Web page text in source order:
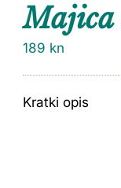
Majica
189 kn
Kratki opis